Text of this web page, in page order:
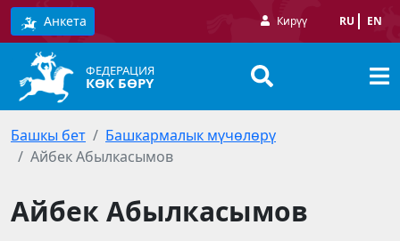
Анкета Кирүү RU EN
ФЕДЕРАЦИЯ
КӨК БӨРҮ
Башкы бет
Башкармалык мүчөлөрү
Айбек Абылкасымов
Айбек Абылкасымов